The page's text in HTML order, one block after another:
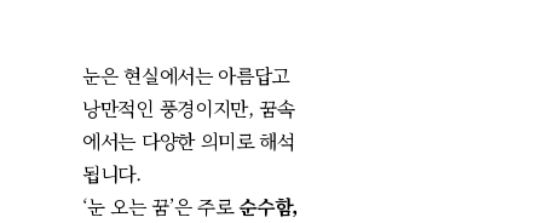
눈은 현실에서는 아름답고
낭만적인 풍경이지만, 꿈속
에서는 다양한 의미로 해석
됩니다.
‘눈 오는 꿈’은 주로순수함,